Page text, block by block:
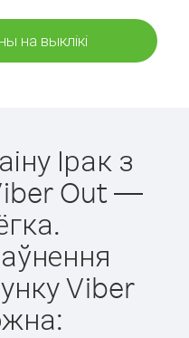
на выклікі
Ірак з
Out —
Viber